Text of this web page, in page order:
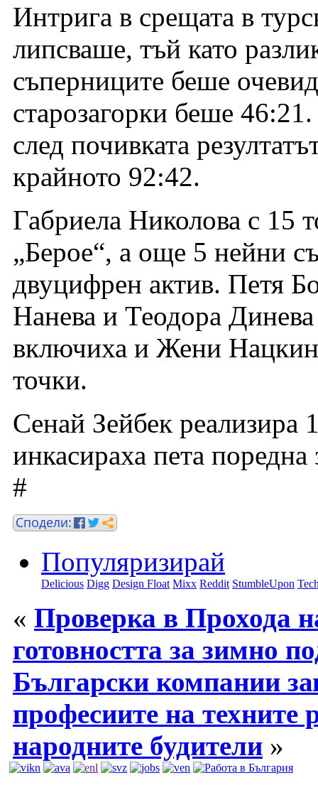
Интрига в срещата в
липсваше, тъй като
съперниците беше
старозагорки беше
след почивката
крайното 92:42.
Габриела Николова с 15
„Берое“, а още 5 нейни
двуцифрен актив. Петя
Нанева и Теодора
включиха и Жени
точки.
Сенай Зейбек реализира
инкасираха пета поредна
#
Популяризирай
Delicious Digg Design Float Mixx Reddit StumbleUpon
« Проверка в Прохода
готовността за зимно
Български компании
професиите на техните
народните будители »